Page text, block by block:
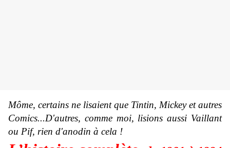
Môme, certains ne lisaient que Tintin, Mickey et autres
Comics...D'autres, comme moi, lisions aussi Vaillant
ou Pif, rien d'anodin à cela !